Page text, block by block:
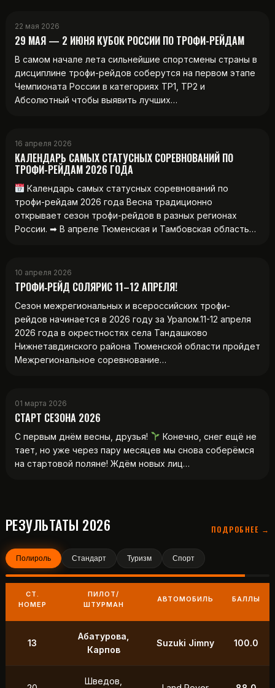
22 мая 2026
29 МАЯ — 2 ИЮНЯ КУБОК РОССИИ ПО ТРОФИ-РЕЙДАМ
В самом начале лета сильнейшие спортсмены страны в
дисциплине трофи-рейдов соберутся на первом этапе
Чемпионата России в категориях ТР1, ТР2 и
Абсолютный чтобы выявить лучших…
16 апреля 2026
КАЛЕНДАРЬ САМЫХ СТАТУСНЫХ СОРЕВНОВАНИЙ ПО
ТРОФИ-РЕЙДАМ 2026 ГОДА
Календарь самых статусных соревнований по
трофи-рейдам 2026 года Весна традиционно
открывает сезон трофи-рейдов в разных регионах
России. ➡ В апреле Тюменская и Тамбовская область…
10 апреля 2026
ТРОФИ‑РЕЙД СОЛЯРИС 11–12 АПРЕЛЯ!
Сезон межрегиональных и всероссийских трофи-
рейдов начинается в 2026 году за Уралом.11-12 апреля
2026 года в окрестностях села Тандашково
Нижнетавдинского района Тюменской области пройдет
Межрегиональное соревнование…
01 марта 2026
СТАРТ СЕЗОНА 2026
С первым днём весны, друзья!
Конечно, снег ещё не
тает, но уже через пару месяцев мы снова соберёмся
на стартовой поляне! Ждём новых лиц…
РЕЗУЛЬТАТЫ 2026 ПОДРОБНЕЕ →
Полироль Стандарт Туризм Спорт
СТ.
НОМЕР
ПИЛОТ/
ШТУРМАН
АВТОМОБИЛЬ БАЛЛЫ
9 Маслов, Ходько УАЗ 250.0
Петухов